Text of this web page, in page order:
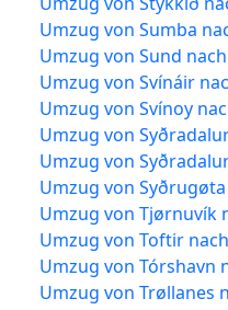
Umzug von Sumba
Umzug von Sund
Umzug von Svínáir
Umzug von Svínoy
Umzug von
Umzug von
Umzug von
Umzug von Tjørnuvík
Umzug von Toftir
Umzug von Tórshavn
Umzug von Trøllanes